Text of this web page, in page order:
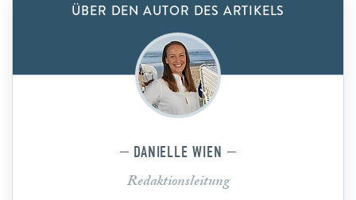
ÜBER DEN AUTOR DES ARTIKELS
DANIELLE WIEN
Redaktionsleitung